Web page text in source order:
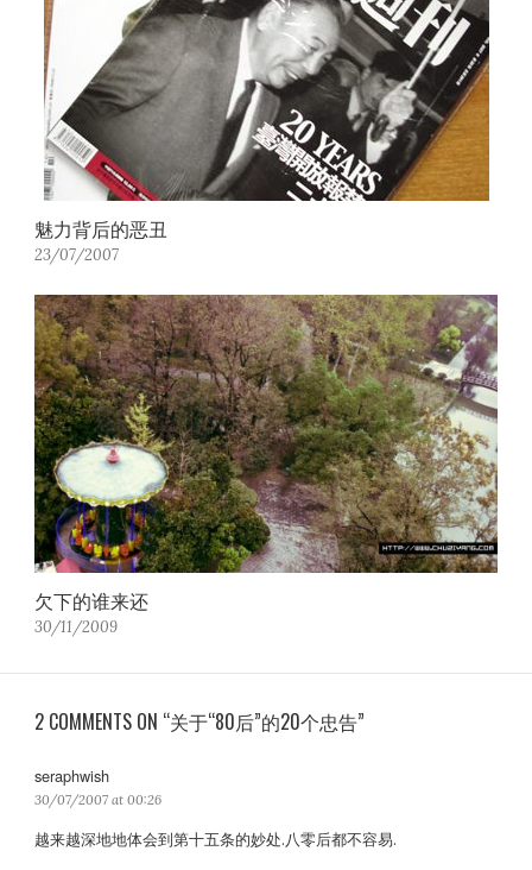
魅力背后的恶丑
23/07/2007
欠下的谁来还
30/11/2009
2 COMMENTS ON “关于“80后”的20个忠告”
seraphwish
a
s
30/07/2007 at 00:26
越来越深地地体会到第十五条的妙处.八零后都不容易.